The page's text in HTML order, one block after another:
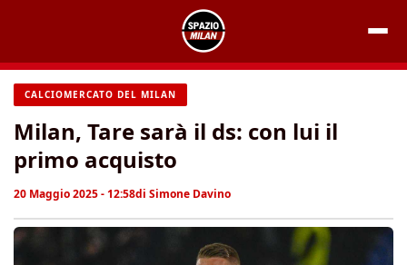
contenuto
CALCIOMERCATO DEL MILAN
Milan, Tare sarà il ds: con lui il
primo acquisto
20 Maggio 2025 - 12:58di Simone Davino